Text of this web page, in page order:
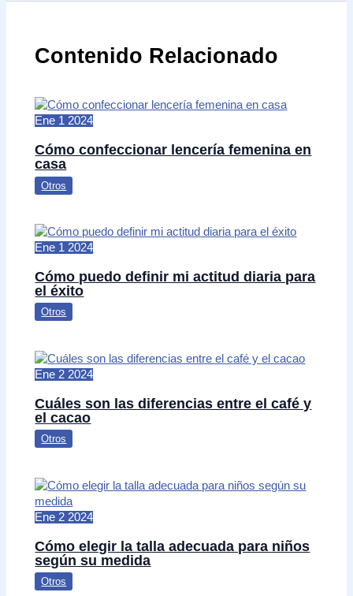
Contenido Relacionado
Ene 1 2024
Cómo confeccionar lencería femenina en
casa
Otros
Ene 1 2024
Cómo puedo definir mi actitud diaria para
el éxito
Otros
Ene 2 2024
Cuáles son las diferencias entre el café y
el cacao
Otros
Ene 2 2024
Cómo elegir la talla adecuada para niños
según su medida
Otros